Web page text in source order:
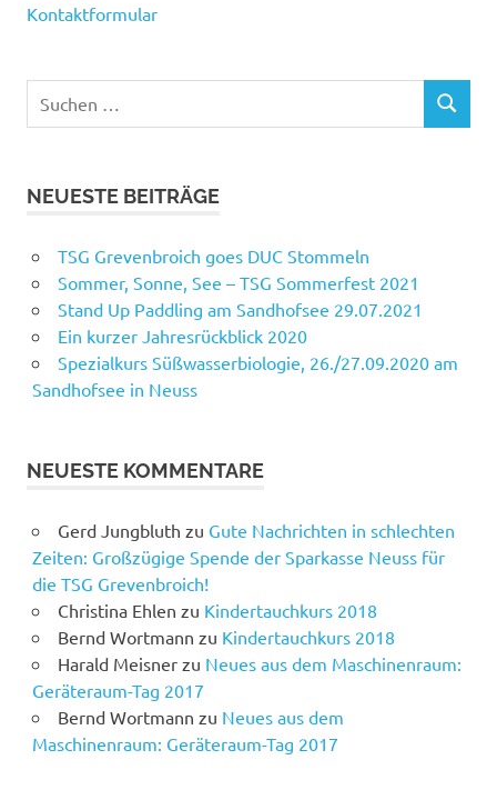
Kontaktformular
nach:
SUCHEN
NEUESTE BEITRÄGE
TSG Grevenbroich goes DUC Stommeln
Sommer, Sonne, See – TSG Sommerfest 2021
Stand Up Paddling am Sandhofsee 29.07.2021
Ein kurzer Jahresrückblick 2020
Spezialkurs Süßwasserbiologie, 26./27.09.2020 am
Sandhofsee in Neuss
NEUESTE KOMMENTARE
Gerd Jungbluth zu Gute Nachrichten in schlechten
Zeiten: Großzügige Spende der Sparkasse Neuss für
die TSG Grevenbroich!
Christina Ehlen zu Kindertauchkurs 2018
Bernd Wortmann zu Kindertauchkurs 2018
Harald Meisnerzu Neues aus dem Maschinenraum:
Geräteraum-Tag 2017
Bernd Wortmann zu Neues aus dem
Maschinenraum: Geräteraum-Tag 2017